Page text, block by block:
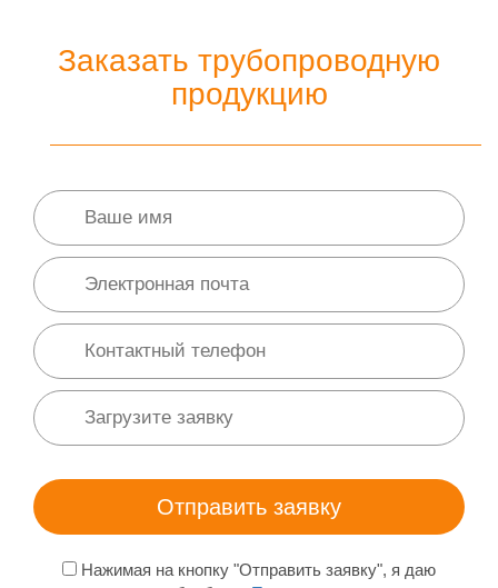
Заказать трубопроводную
продукцию
Нажимая на кнопку "Отправить заявку", я даю